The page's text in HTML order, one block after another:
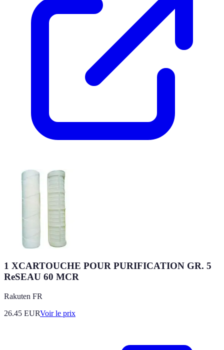
1 XCARTOUCHE POUR PURIFICATION GR. 5
ReSEAU 60 MCR
Rakuten FR
26.45 EURVoir le prix